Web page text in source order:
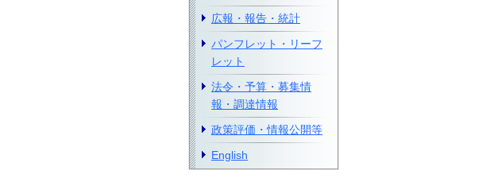
広報・報告・統計
パンフレット・リーフ
レット
法令・予算・募集情
報・調達情報
政策評価・情報公開等
English